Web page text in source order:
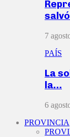
7
PAÍS
La
la…
6
PROVINCIA